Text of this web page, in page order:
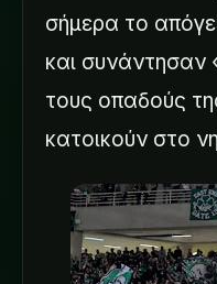
σήμερα το
και συνάντησαν
τους οπαδούς
κατοικούν στο